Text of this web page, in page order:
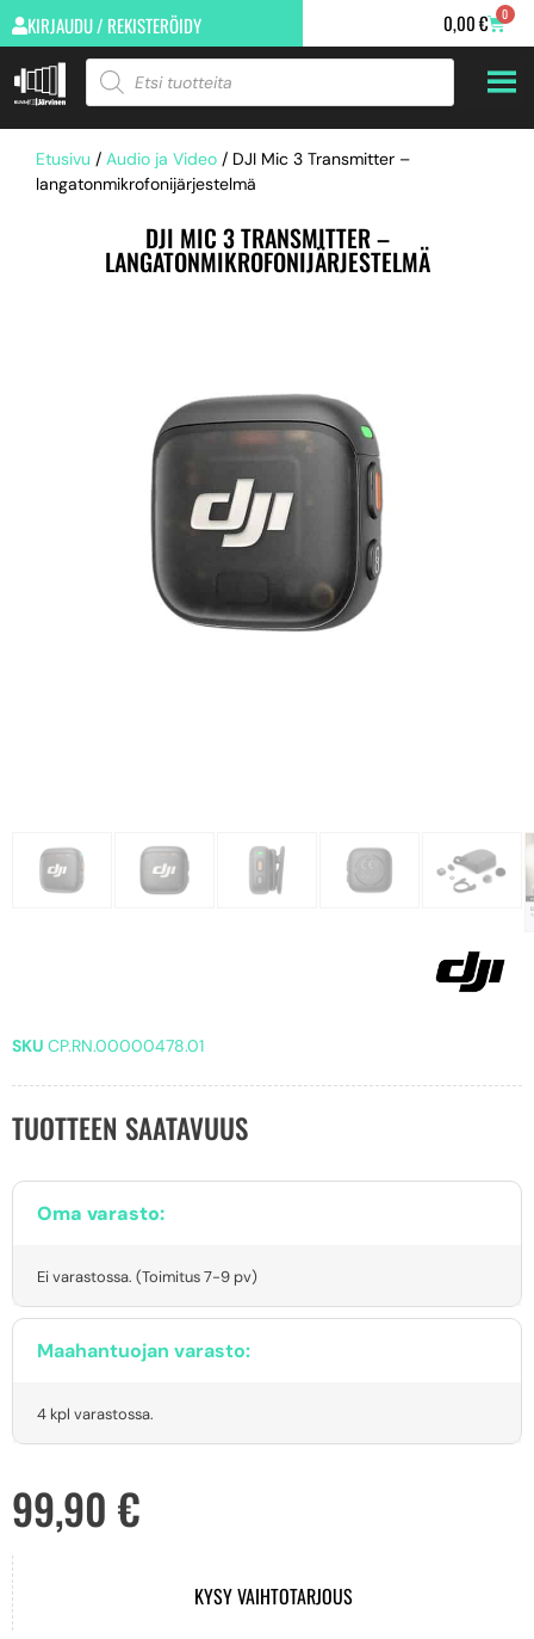
KIRJAUDU / REKISTERÖIDY 0,00€ 0
Etusivu / Audio ja Video / DJI Mic 3 Transmitter –
langatonmikrofonijärjestelmä
DJI MIC 3 TRANSMITTER –
LANGATONMIKROFONIJÄRJESTELMÄ
SKU CP.RN.00000478.01
TUOTTEEN SAATAVUUS
Oma varasto:
Ei varastossa. (Toimitus 7-9 pv)
Maahantuojan varasto:
4 kpl varastossa.
99,90 €
KYSY VAIHTOTARJOUS